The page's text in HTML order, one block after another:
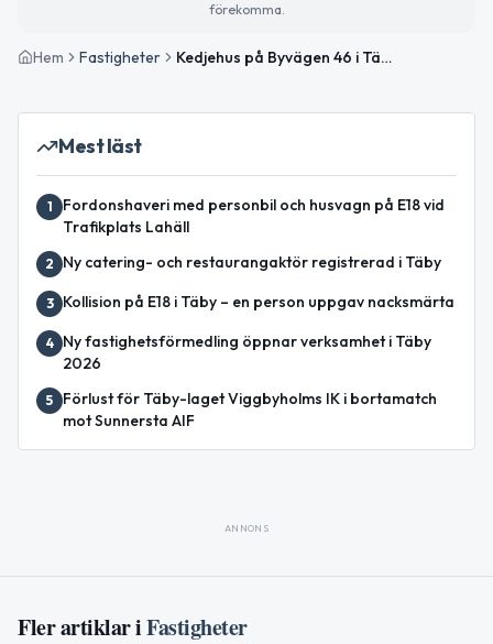
förekomma.
Hem Fastigheter Kedjehus på Byvägen 46 i Täby sålt för 6 500 000 kronor
Mest läst
1
Fordonshaveri med personbil och husvagn på E18 vid
Trafikplats Lahäll
2 Ny catering- och restaurangaktör registrerad i Täby
3 Kollision på E18 i Täby – en person uppgav nacksmärta
4
Ny fastighetsförmedling öppnar verksamhet i Täby
2026
5
Förlust för Täby-laget Viggbyholms IK i bortamatch
mot Sunnersta AIF
ANNONS
Fler artiklar iFastigheter